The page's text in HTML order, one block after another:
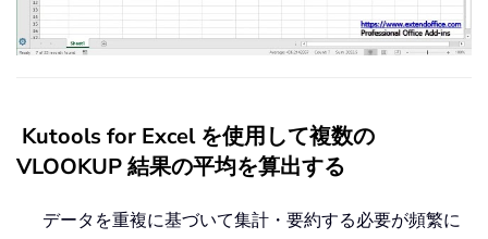
Kutools for Excel を使用して複数の
VLOOKUP 結果の平均を算出する
データを重複に基づいて集計・要約する必要が頻繁に